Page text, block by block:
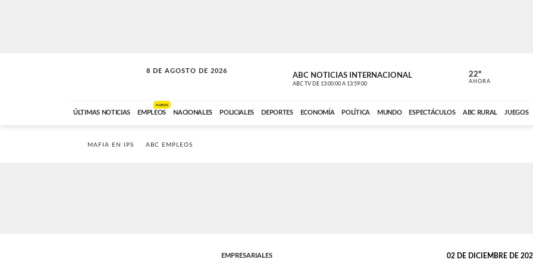
8 DE AGOSTO DE 2026
SOLO MÚSICA ABC NOTICIAS INTERNACIONAL
ABC TV DE 13:00:00 A 13:59:00 ABC CARDINAL
22º
AHORA
ÚLTIMAS NOTICIAS EMPLEOS
NUEVO
NACIONALES POLICIALES DEPORTES ECONOMÍA POLÍTICA MUNDO ESPECTÁCULOS ABC RURAL JUEGOS
MAFIA EN IPS ABC EMPLEOS
EMPRESARIALES 02 DE DICIEMBRE DE